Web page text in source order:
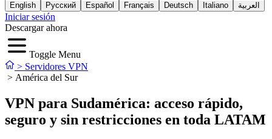
English
Русский Español Français Deutsch Italiano العربية
Iniciar sesión
Descargar ahora
Toggle Menu
> Servidores VPN
> América del Sur
VPN para Sudamérica: acceso rápido,
seguro y sin restricciones en toda LATAM